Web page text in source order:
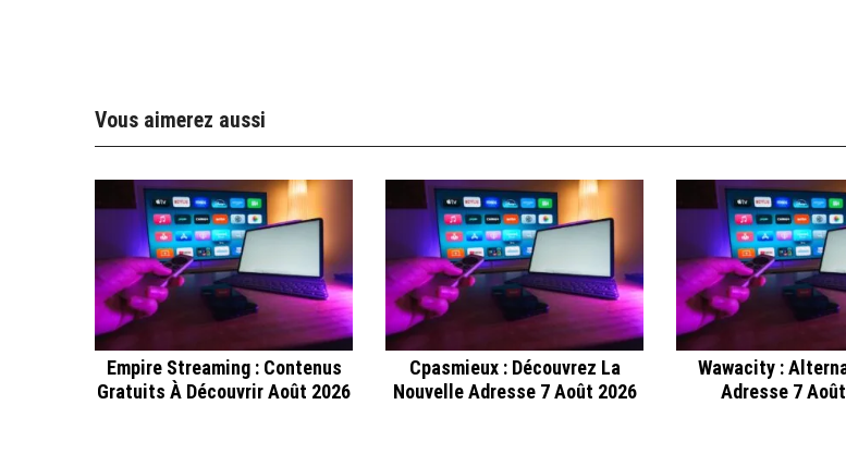
Vous aimerez aussi
Empire Streaming : Contenus
Gratuits À Découvrir Août 2026
Cpasmieux : Découvrez La
Nouvelle Adresse 7 Août 2026
Wawacity :
Adresse 7